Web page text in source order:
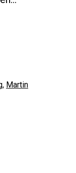
, Martin